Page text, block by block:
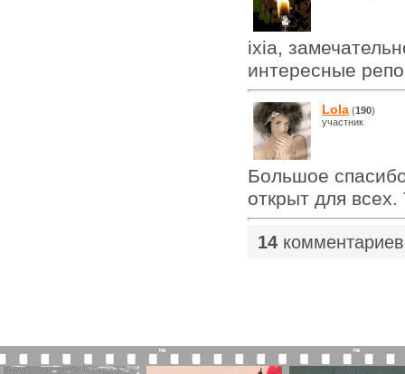
ixia,
интересные
Lola (190)
участник
Большое
открыт для
14